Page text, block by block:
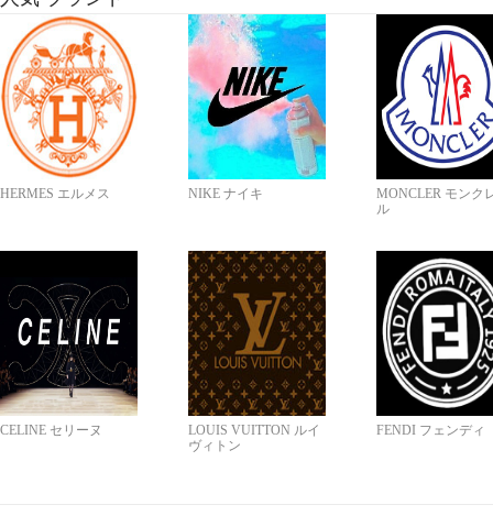
HERMES エルメス NIKE ナイキ
MONCLER モンク
ル
CELINE セリーヌ
LOUIS VUITTON ルイ
ヴィトン
FENDI フェンディ